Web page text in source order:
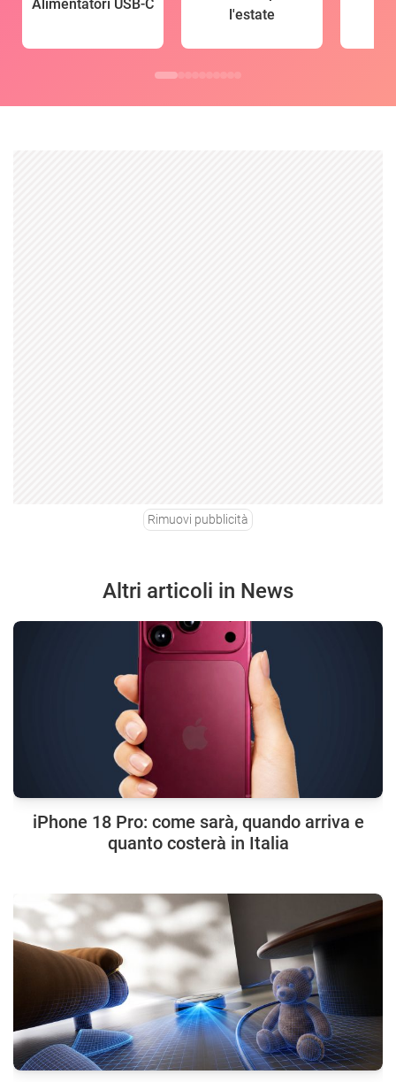
Alimentatori USB-C
l'estate
Rimuovi pubblicità
Altri articoli in News
iPhone 18 Pro: come sarà, quando arriva e
quanto costerà in Italia